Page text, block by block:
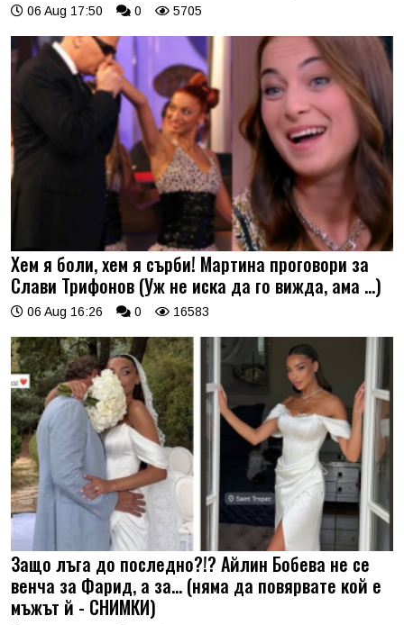
06 Aug 17:50 0 5705
Хем я боли, хем я сърби! Мартина проговори за
Слави Трифонов (Уж не иска да го вижда, ама …)
06 Aug 16:26 0 16583
Защо лъга до последно?!? Айлин Бобева не се
венча за Фарид, а за... (няма да повярвате кой е
мъжът й - СНИМКИ)